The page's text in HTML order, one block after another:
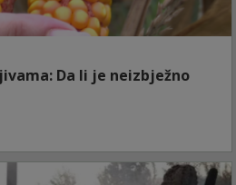
Da li je neizbježno